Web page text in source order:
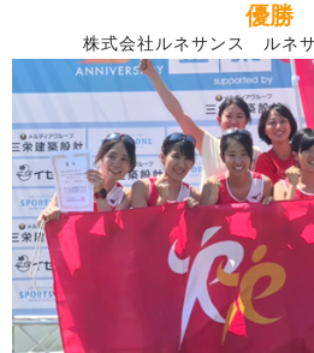
優勝
株式会社ルネサンス ルネ